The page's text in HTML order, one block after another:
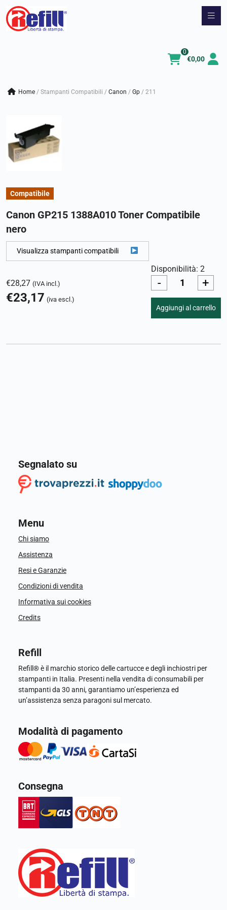
Vai
€0,00
0
Home / Stampanti Compatibili / canon / gp / 211
Compatibile
Canon GP215 1388A010 Toner Compatibile
nero
Visualizza stampanti compatibili
€28,27 (IVA incl.)
€23,17 (iva escl.)
Disponibilità: 2
- +
Aggiungi al carrello
Segnalato su
Menu
Chi siamo
Assistenza
Resi e Garanzie
Condizioni di vendita
Informativa sui cookies
Credits
Refill
Refill® è il marchio storico delle cartucce e degli inchiostri per
stampanti in Italia. Presenti nella vendita di consumabili per
stampanti da 30 anni, garantiamo un’esperienza ed
un’assistenza senza paragoni sul mercato.
Modalità di pagamento
Consegna